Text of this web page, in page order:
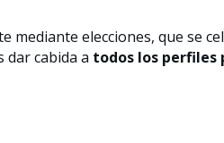
mediante elecciones, que se
dar cabida a todos los perfiles